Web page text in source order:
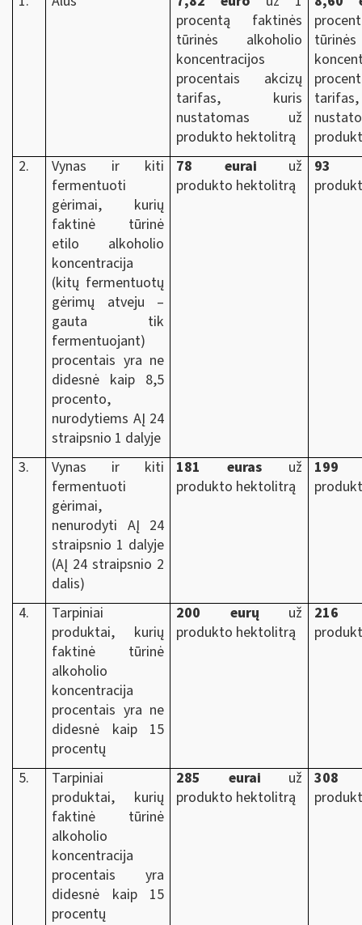
procentą faktinės
tūrinės alkoholio
koncentracijos
procentais akcizų
tarifas, kuris
nustatomas už
produkto hektolitrą
2.
Vynas ir kiti
fermentuoti
gėrimai, kurių
faktinė tūrinė
etilo alkoholio
koncentracija
(kitų fermentuotų
gėrimų atveju –
gauta tik
fermentuojant)
procentais yra ne
didesnė kaip 8,5
procento,
nurodytiems AĮ 24
straipsnio 1 dalyje
78 eurai už
produkto hektolitrą
93
3.
Vynas ir kiti
fermentuoti
gėrimai,
nenurodyti AĮ 24
straipsnio 1 dalyje
(AĮ 24 straipsnio 2
dalis)
181 euras už
produkto hektolitrą
199
4.
Tarpiniai
produktai, kurių
faktinė tūrinė
alkoholio
koncentracija
procentais yra ne
didesnė kaip 15
procentų
200 eurų už
produkto hektolitrą
216
5.
Tarpiniai
produktai, kurių
faktinė tūrinė
alkoholio
koncentracija
procentais yra
didesnė kaip 15
procentų
285 eurai už
produkto hektolitrą
308